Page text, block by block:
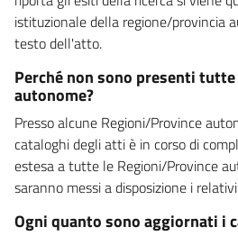
istituzionale della regione/provincia
testo dell'atto.
Perché non sono presenti
autonome?
Presso alcune Regioni/Province
cataloghi degli atti è in corso di
estesa a tutte le Regioni/Province
saranno messi a disposizione i
Ogni quanto sono aggiornati i